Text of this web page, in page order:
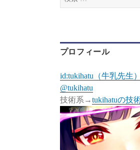
索
プロフィール
id:tukihatu（牛乳先生）
@tukihatu
技術系→tukihatuの技